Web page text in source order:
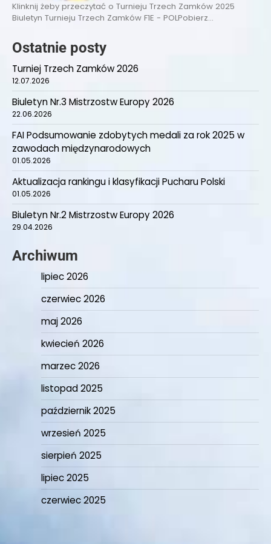
Klinknij żeby przeczytać o Turnieju Trzech Zamków 2025
Biuletyn Turnieju Trzech Zamków F1E - POLPobierz…
Ostatnie posty
Turniej Trzech Zamków 2026
12.07.2026
Biuletyn Nr.3 Mistrzostw Europy 2026
22.06.2026
FAI Podsumowanie zdobytych medali za rok 2025 w
zawodach międzynarodowych
01.05.2026
Aktualizacja rankingu i klasyfikacji Pucharu Polski
01.05.2026
Biuletyn Nr.2 Mistrzostw Europy 2026
29.04.2026
Archiwum
lipiec 2026
czerwiec 2026
maj 2026
kwiecień 2026
marzec 2026
listopad 2025
październik 2025
wrzesień 2025
sierpień 2025
lipiec 2025
czerwiec 2025